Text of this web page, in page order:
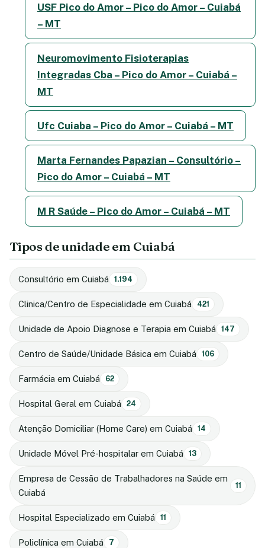
USF Pico do Amor – Pico do Amor – Cuiabá
– MT
Neuromovimento Fisioterapias
Integradas Cba – Pico do Amor – Cuiabá –
MT
Ufc Cuiaba – Pico do Amor – Cuiabá – MT
Marta Fernandes Papazian – Consultório –
Pico do Amor – Cuiabá – MT
M R Saúde – Pico do Amor – Cuiabá – MT
Tipos de unidade em Cuiabá
Consultório em Cuiabá 1.194
Clinica/Centro de Especialidade em Cuiabá 421
Unidade de Apoio Diagnose e Terapia em Cuiabá 147
Centro de Saúde/Unidade Básica em Cuiabá 106
Farmácia em Cuiabá 62
Hospital Geral em Cuiabá 24
Atenção Domiciliar (Home Care) em Cuiabá 14
Unidade Móvel Pré-hospitalar em Cuiabá 13
Empresa de Cessão de Trabalhadores na Saúde em
Cuiabá
11
Hospital Especializado em Cuiabá 11
Policlínica em Cuiabá 7